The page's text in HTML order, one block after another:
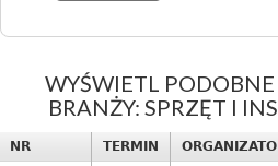
WYŚWIETL
BRANŻY: SPRZĘT I
NR TERMIN